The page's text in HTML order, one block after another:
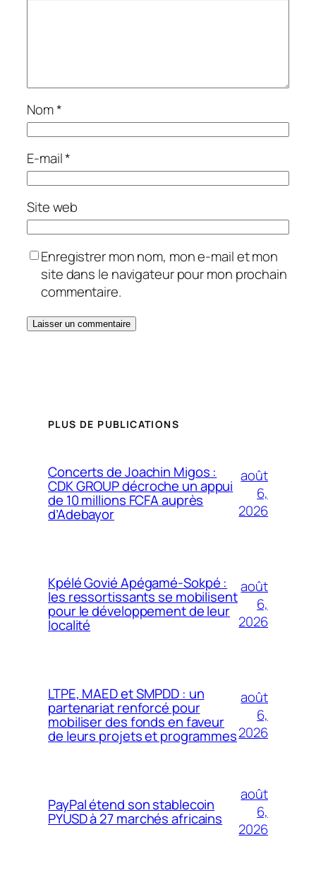
Nom*
E-mail*
Site web
Enregistrer mon nom, mon e-mail et mon
site dans le navigateur pour mon prochain
commentaire.
PLUS DE PUBLICATIONS
Concerts de Joachin Migos :
CDK GROUP décroche un appui
de 10 millions FCFA auprès
d’Adebayor
août
6,
2026
Kpélé Govié Apégamé-Sokpé :
les ressortissants se mobilisent
pour le développement de leur
localité
août
6,
2026
LTPE, MAED et SMPDD : un
partenariat renforcé pour
mobiliser des fonds en faveur
de leurs projets et programmes
août
6,
2026
PayPal étend son stablecoin
PYUSD à 27 marchés africains
août
6,
2026